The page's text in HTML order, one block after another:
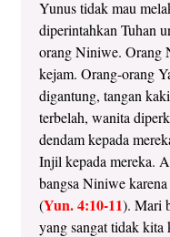
Yunus tidak mau
diperintahkan Tuhan
orang Niniwe. Orang
kejam. Orang-orang
digantung, tangan
terbelah, wanita
dendam kepada
Injil kepada mereka.
bangsa Niniwe
(Yun. 4:10-11). Mari
yang sangat tidak kita